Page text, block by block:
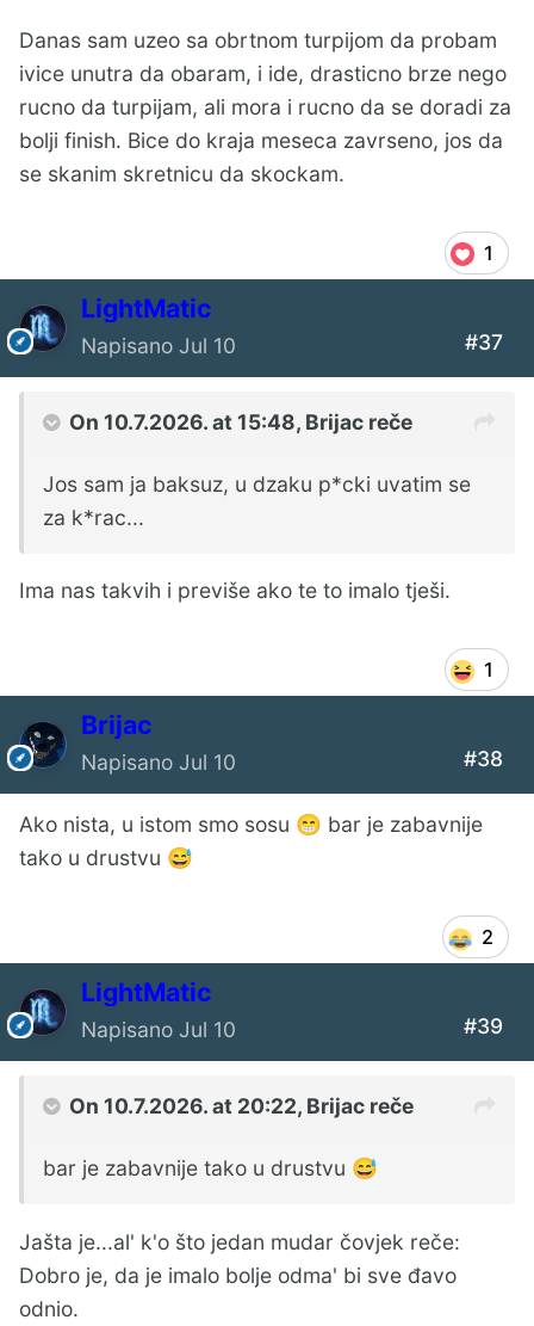
Danas sam uzeo sa obrtnom turpijom da probam
ivice unutra da obaram, i ide, drasticno brze nego
rucno da turpijam, ali mora i rucno da se doradi za
bolji finish. Bice do kraja meseca zavrseno, jos da
se skanim skretnicu da skockam.
1
LightMatic
Napisano Jul 10 #37
On 10.7.2026. at 15:48, Brijac reče
Jos sam ja baksuz, u dzaku p*cki uvatim se
za k*rac...
Ima nas takvih i previše ako te to imalo tješi.
1
Brijac
Napisano Jul 10 #38
Ako nista, u istom smo sosu 😁 bar je zabavnije
tako u drustvu 😅
2
LightMatic
Napisano Jul 10 #39
On 10.7.2026. at 20:22, Brijac reče
bar je zabavnije tako u drustvu 😅
Jašta je...al' k'o što jedan mudar čovjek reče:
Dobro je, da je imalo bolje odma' bi sve đavo
odnio.